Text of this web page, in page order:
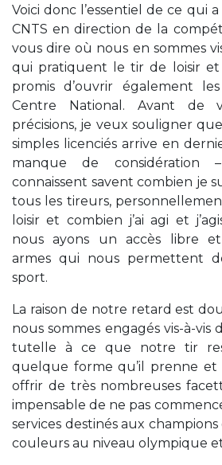
Voici donc l’essentiel de ce qui
CNTS en direction de la
vous dire où nous en sommes
qui pratiquent le tir de loisir et
promis d’ouvrir également
Centre National. Avant de
précisions, je veux souligner
simples licenciés arrive en
manque de
connaissent savent combien je
tous les tireurs,
loisir et combien j’ai agi et
nous ayons un accès libre
armes qui nous permettent
sport.
La raison de notre retard est
nous sommes engagés vis-à-vis
tutelle à ce que notre tir
quelque forme qu’il prenne et
offrir de très nombreuses
impensable de ne pas
services destinés aux
couleurs au niveau olympique